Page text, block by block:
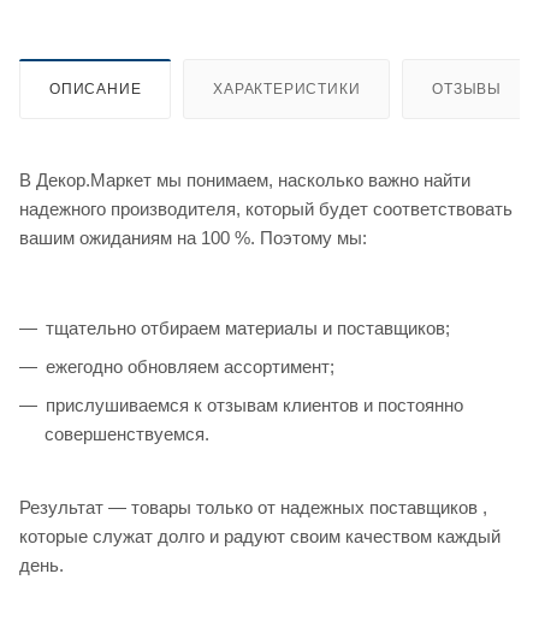
ОПИСАНИЕ ХАРАКТЕРИСТИКИ ОТЗЫВЫ
В Декор.Маркет мы понимаем, насколько важно найти
надежного производителя, который будет соответствовать
вашим ожиданиям на 100 %. Поэтому мы:
тщательно отбираем материалы и поставщиков;
ежегодно обновляем ассортимент;
прислушиваемся к отзывам клиентов и постоянно
совершенствуемся.
Результат — товары только от надежных поставщиков ,
которые служат долго и радуют своим качеством каждый
день.